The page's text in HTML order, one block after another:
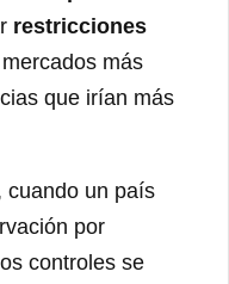
restricciones
más
que irían más
cuando un país
por
controles se